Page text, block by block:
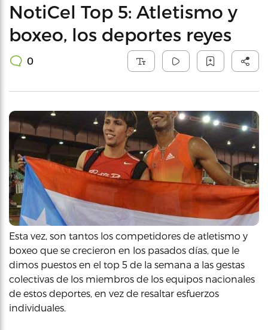
NotiCel Top 5: Atletismo y
boxeo, los deportes reyes
0
Esta vez, son tantos los competidores de atletismo y
boxeo que se crecieron en los pasados días, que le
dimos puestos en el top 5 de la semana a las gestas
colectivas de los miembros de los equipos nacionales
de estos deportes, en vez de resaltar esfuerzos
individuales.